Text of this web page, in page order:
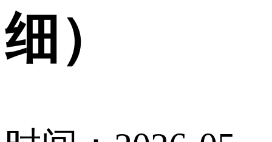
细）